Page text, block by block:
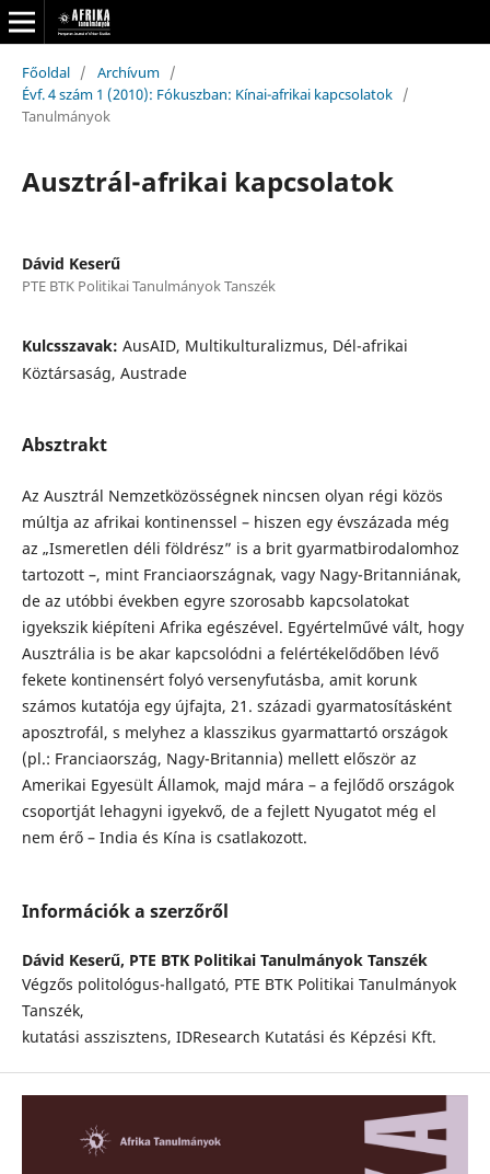
Főoldal / Archívum /
Évf. 4 szám 1 (2010): Fókuszban: Kínai-afrikai kapcsolatok /
Tanulmányok
Ausztrál-afrikai kapcsolatok
Dávid Keserű
PTE BTK Politikai Tanulmányok Tanszék
Kulcsszavak: AusAID, Multikulturalizmus, Dél-afrikai
Köztársaság, Austrade
Absztrakt
Az Ausztrál Nemzetközösségnek nincsen olyan régi közös
múltja az afrikai kontinenssel – hiszen egy évszázada még
az „Ismeretlen déli földrész” is a brit gyarmatbirodalomhoz
tartozott –, mint Franciaországnak, vagy Nagy-Britanniának,
de az utóbbi években egyre szorosabb kapcsolatokat
igyekszik kiépíteni Afrika egészével. Egyértelművé vált, hogy
Ausztrália is be akar kapcsolódni a felértékelődőben lévő
fekete kontinensért folyó versenyfutásba, amit korunk
számos kutatója egy újfajta, 21. századi gyarmatosításként
aposztrofál, s melyhez a klasszikus gyarmattartó országok
(pl.: Franciaország, Nagy-Britannia) mellett először az
Amerikai Egyesült Államok, majd mára – a fejlődő országok
csoportját lehagyni igyekvő, de a fejlett Nyugatot még el
nem érő – India és Kína is csatlakozott.
Információk a szerzőről
Dávid Keserű, PTE BTK Politikai Tanulmányok Tanszék
Végzős politológus-hallgató, PTE BTK Politikai Tanulmányok
Tanszék,
kutatási asszisztens, IDResearch Kutatási és Képzési Kft.